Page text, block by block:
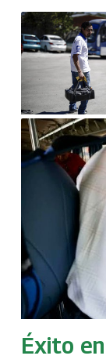
Éxito